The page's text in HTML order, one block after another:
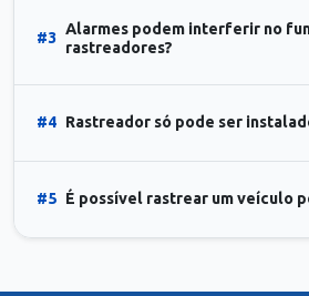
#3
Alarmes podem interferir no
rastreadores?
#4 Rastreador só pode ser
#5 É possível rastrear um veículo